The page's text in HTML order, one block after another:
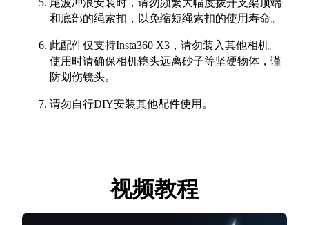
和底部的绳索扣，以免缩短绳索扣的使用寿命。
此配件仅支持Insta360 X3，请勿装入其他相机。
使用时请确保相机镜头远离砂子等坚硬物体，谨
防划伤镜头。
请勿自行DIY安装其他配件使用。
视频教程